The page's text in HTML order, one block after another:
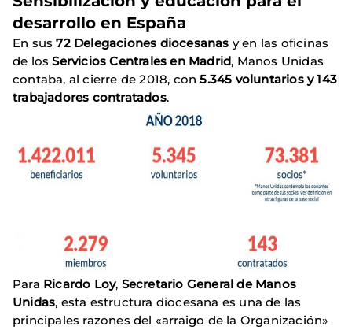
desarrollo en España
En sus72 Delegaciones diocesanas y en las oficinas
de losServicios Centrales en Madrid, Manos Unidas
contaba, al cierre de 2018, con5.345 voluntarios y 143
trabajadores contratados.
Para Ricardo Loy, Secretario General de Manos
Unidas, esta estructura diocesana es una de las
principales razones del «arraigo de la Organización»